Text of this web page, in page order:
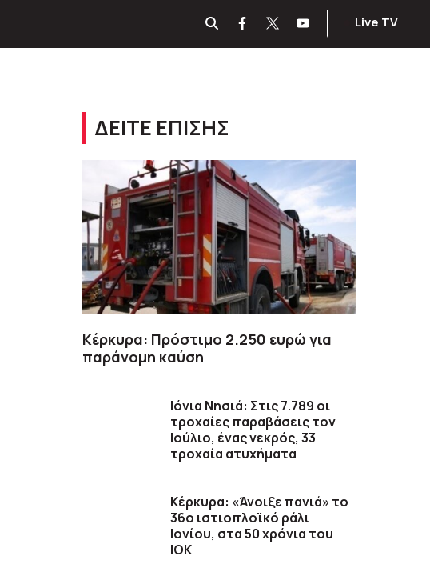
Live TV
ΔΕΙΤΕ ΕΠΙΣΗΣ
Κέρκυρα: Πρόστιμο 2.250 ευρώ για
παράνομη καύση
Ιόνια Νησιά: Στις 7.789 οι
τροχαίες παραβάσεις τον
Ιούλιο, ένας νεκρός, 33
τροχαία ατυχήματα
Κέρκυρα: «Άνοιξε πανιά» το
36ο ιστιοπλοϊκό ράλι
Ιονίου, στα 50 χρόνια του
ΙΟΚ